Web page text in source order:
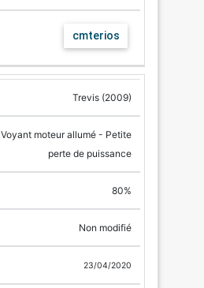
cmterios
Trevis (2009)
Voyant moteur allumé - Petite
perte de puissance
80%
Non modifié
23/04/2020